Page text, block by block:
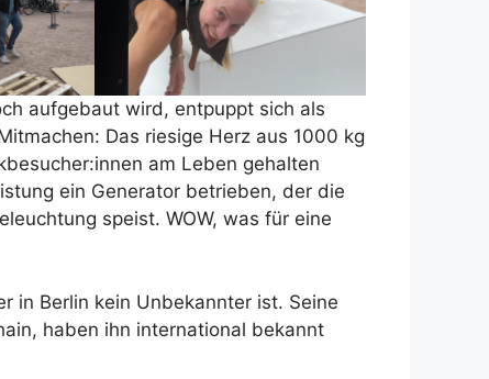
aufgebaut wird, entpuppt sich als
Das riesige Herz aus 1000 kg
am Leben gehalten
ein Generator betrieben, der die
speist. WOW, was für eine
in Berlin kein Unbekannter ist. Seine
haben ihn international bekannt